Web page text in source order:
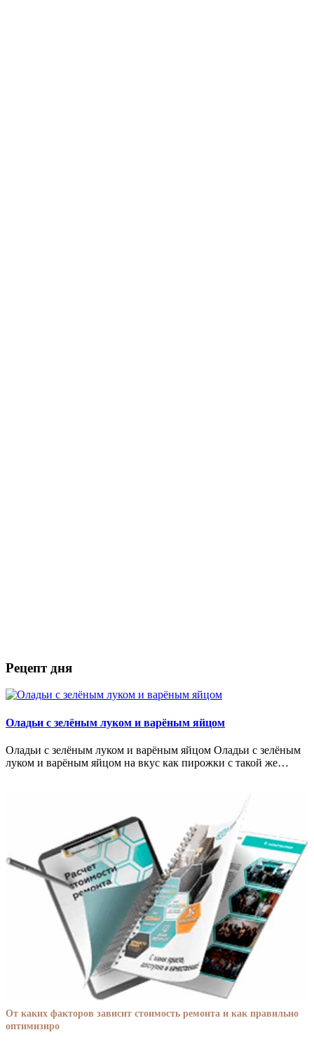
Рецепт дня
Оладьи с зелёным луком и варёным яйцом
Оладьи с зелёным луком и варёным яйцом Оладьи с зелёным
луком и варёным яйцом на вкус как пирожки с такой же…
От каких факторов зависит стоимость ремонта и как правильно
оптимизиро